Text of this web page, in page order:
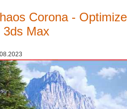
Corona -
3ds Max